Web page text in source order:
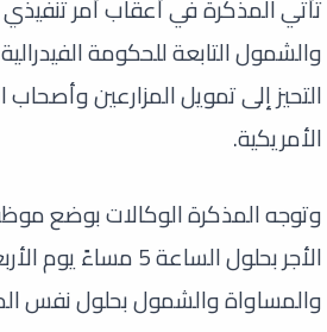
تأتي المذكرة في أعقاب أمر
والشمول التابعة للحكومة
التحيز إلى تمويل المزارعين
الأمريكية.
وتوجه المذكرة الوكالات بوضع
الأجر بحلول
والمساواة والشمول بحلول نفس